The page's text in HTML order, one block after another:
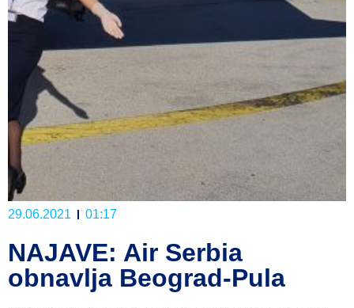
29.06.2021 01:17
NAJAVE: Air Serbia
obnavlja Beograd-Pula